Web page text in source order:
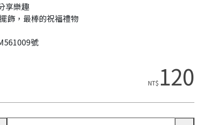
享樂趣
飾，最棒的祝福禮物
號
NT$ 120